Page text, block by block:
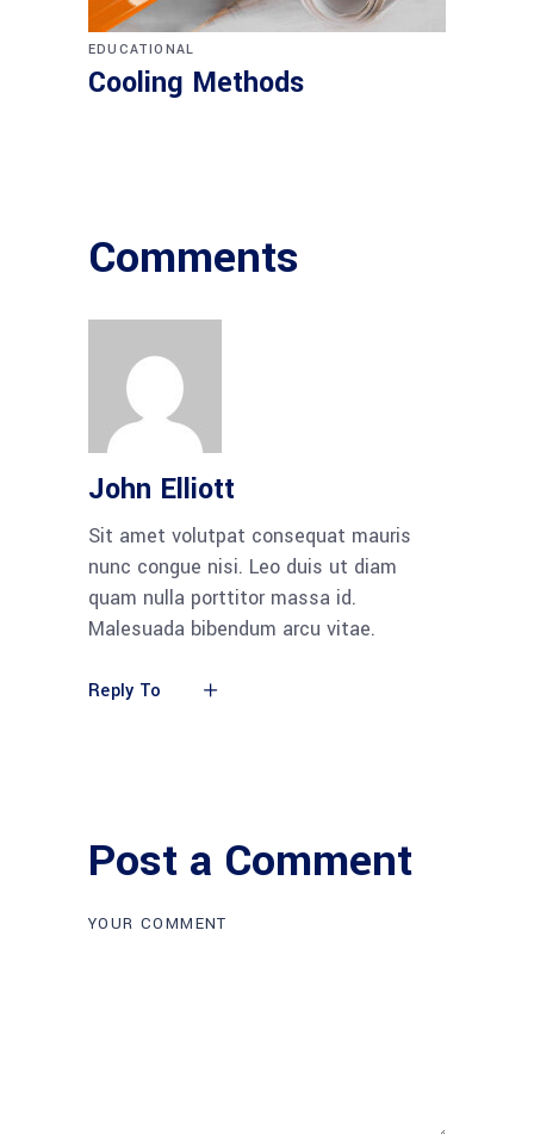
EDUCATIONAL
Cooling Methods
Comments
John Elliott
Sit amet volutpat consequat mauris
nunc congue nisi. Leo duis ut diam
quam nulla porttitor massa id.
Malesuada bibendum arcu vitae.
Reply To
Post a Comment